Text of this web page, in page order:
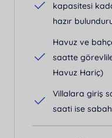
kapasitesi
hazır
Havuz ve
saatte
Havuz Hariç)
Villalara giriş
saati ise sabah